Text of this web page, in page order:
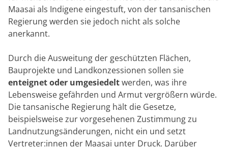
Maasai als Indigene eingestuft, von der tansanischen
Regierung werden sie jedoch nicht als solche
anerkannt.
Durch die Ausweitung der geschützten Flächen,
Bauprojekte und Landkonzessionen sollen sie
enteignet oder umgesiedeltwerden, was ihre
Lebensweise gefährden und Armut vergrößern würde.
Die tansanische Regierung hält die Gesetze,
beispielsweise zur vorgesehenen Zustimmung zu
Landnutzungsänderungen, nicht ein und setzt
Vertreter:innen der Maasai unter Druck. Darüber